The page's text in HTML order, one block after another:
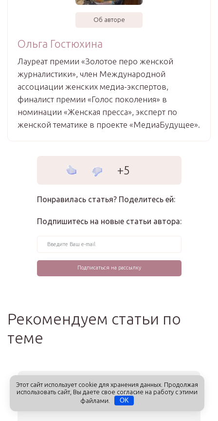
Об авторе
Ольга Гостюхина
Лауреат премии «Золотое перо женской
журналистики», член Международной
ассоциации женских медиа-экспертов,
финалист премии «Голос поколения» в
номинации «Женская пресса», эксперт по
женской тематике в проекте «МедиаБудущее».
+5
Понравилась статья? Поделитесь ей:
Подпишитесь на новые статьи автора:
Рекомендуем статьи по
теме
Этот сайт использует cookie для хранения данных. Продолжая
использовать сайт, Вы даете свое согласие на работу с этими
файлами.
OK